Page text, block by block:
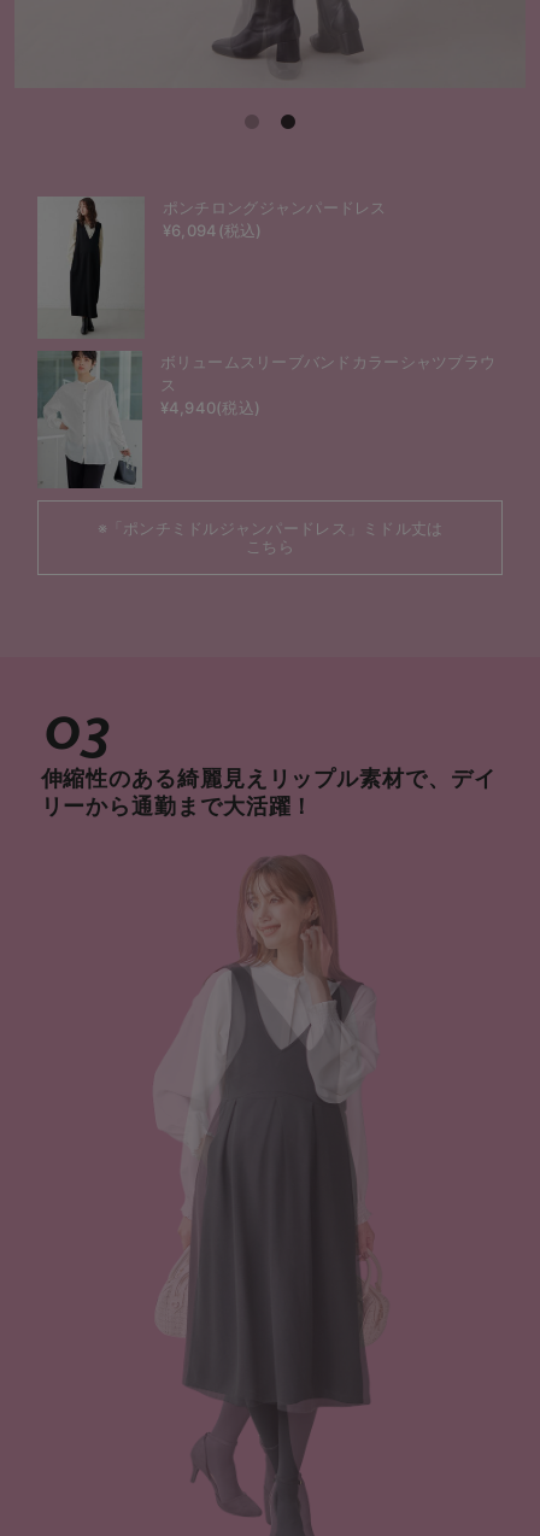
ポンチロングジャンパードレス
¥6,094(税込)
ボリュームスリーブバンドカラーシャツブラウ
ス
¥4,940(税込)
※「ポンチミドルジャンパードレス」ミドル丈は
こちら
03
伸縮性のある綺麗見えリップル素材で、デイ
リーから通勤まで大活躍！